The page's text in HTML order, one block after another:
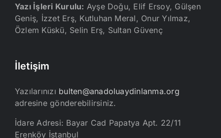
Yazı İşleri Kurulu: Ayşe Doğu, Elif Ersoy, Gülşen
Geniş, İzzet Erş, Kutluhan Meral, Onur Yılmaz,
Özlem Küskü, Selin Erş, Sultan Güvenç
İletişim
Yazılarınızı bulten@anadoluaydinlanma.org
adresine gönderebilirsiniz.
İdare Adresi: Bayar Cad Papatya Apt. 22/11
Erenköy İstanbul